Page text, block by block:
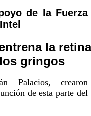
de la Fuerza
la retina
gringos
Palacios, crearon
de esta parte del